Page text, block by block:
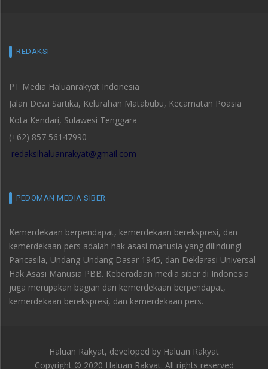
REDAKSI
PT Media Haluanrakyat Indonesia
Jalan Dewi Sartika, Kelurahan Matabubu, Kecamatan Poasia
Kota Kendari, Sulawesi Tenggara
(+62) 857 56147990
redaksihaluanrakyat@gmail.com
PEDOMAN MEDIA SIBER
Kemerdekaan berpendapat, kemerdekaan berekspresi, dan
kemerdekaan pers adalah hak asasi manusia yang dilindungi
Pancasila, Undang-Undang Dasar 1945, dan Deklarasi Universal
Hak Asasi Manusia PBB. Keberadaan media siber di Indonesia
juga merupakan bagian dari kemerdekaan berpendapat,
kemerdekaan berekspresi, dan kemerdekaan pers.
Haluan Rakyat, developed by Haluan Rakyat
Copyright © 2020 Haluan Rakyat. All rights reserved